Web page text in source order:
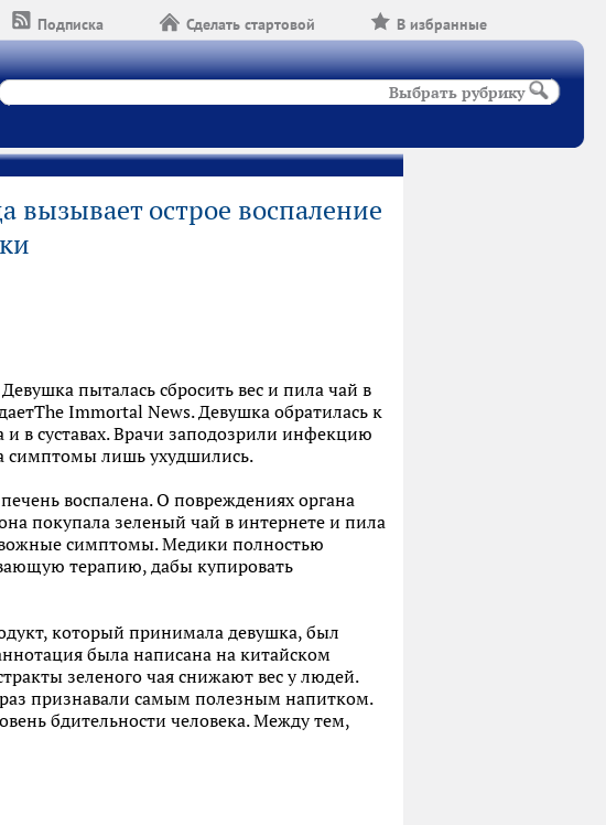
В избранные
Сделать стартовой
Подписка
Выбрать рубрику
вызывает острое воспаление
пыталась сбросить вес и пила чай в
Immortal News. Девушка обратилась к
в суставах. Врачи заподозрили инфекцию
симптомы лишь ухудшились.
воспалена. О повреждениях органа
покупала зеленый чай в интернете и пила
симптомы. Медики полностью
терапию, дабы купировать
который принимала девушка, был
была написана на китайском
зеленого чая снижают вес у людей.
признавали самым полезным напитком.
бдительности человека. Между тем,